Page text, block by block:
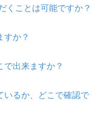
くことは可能ですか？
すか？
出来ますか？
いるか、どこで確認で